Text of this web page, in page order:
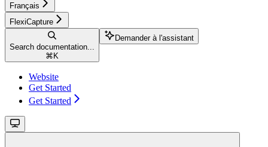
Français
FlexiCapture
Search documentation...
⌘ K
Demander à l'assistant
Website
Get Started
Get Started